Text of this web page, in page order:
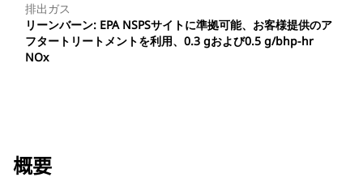
排出ガス
リーンバーン: EPA NSPSサイトに準拠可能、お客様提供のア
フタートリートメントを利用、0.3 gおよび0.5 g/bhp-hr
NOx
概要